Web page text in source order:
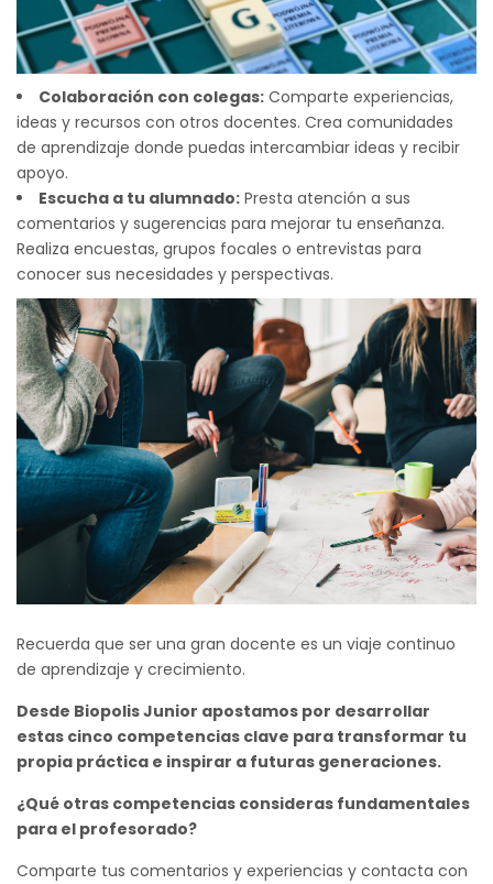
Colaboración con colegas: Comparte experiencias,
ideas y recursos con otros docentes. Crea comunidades
de aprendizaje donde puedas intercambiar ideas y recibir
apoyo.
Escucha a tu alumnado: Presta atención a sus
comentarios y sugerencias para mejorar tu enseñanza.
Realiza encuestas, grupos focales o entrevistas para
conocer sus necesidades y perspectivas.
Recuerda que ser una gran docente es un viaje continuo
de aprendizaje y crecimiento.
Desde Biopolis Junior apostamos por desarrollar
estas cinco competencias clave para transformar tu
propia práctica e inspirar a futuras generaciones.
¿Qué otras competencias consideras fundamentales
para el profesorado?
Comparte tus comentarios y experiencias y contacta con